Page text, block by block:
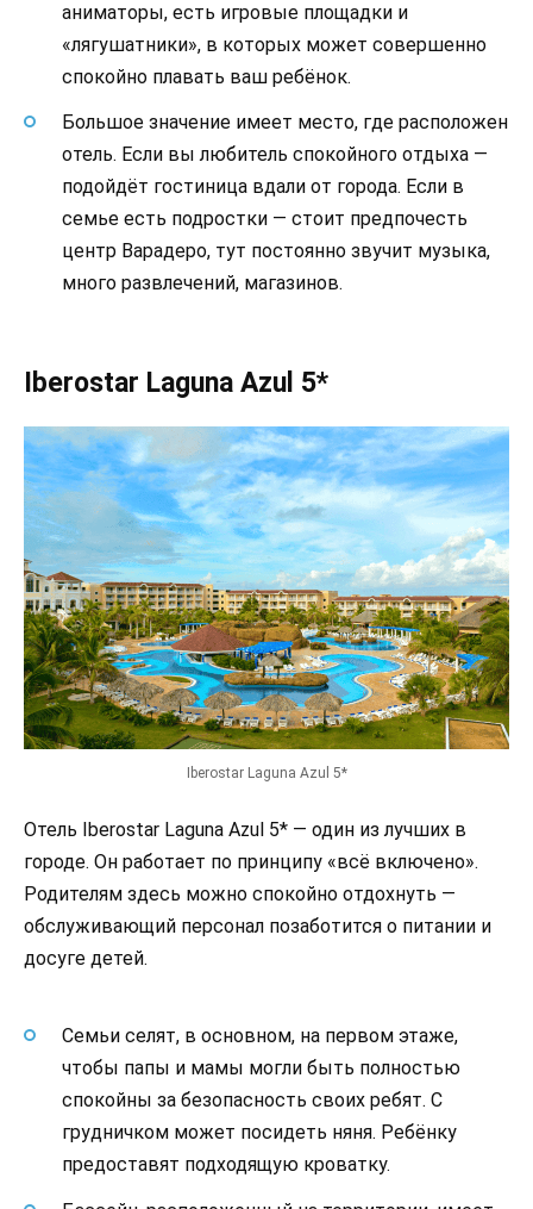
аниматоры, есть игровые площадки и
«лягушатники», в которых может совершенно
спокойно плавать ваш ребёнок.
Большое значение имеет место, где расположен
отель. Если вы любитель спокойного отдыха —
подойдёт гостиница вдали от города. Если в
семье есть подростки — стоит предпочесть
центр Варадеро, тут постоянно звучит музыка,
много развлечений, магазинов.
Iberostar Laguna Azul 5*
Iberostar Laguna Azul 5*
Отель Iberostar Laguna Azul 5* — один из лучших в
городе. Он работает по принципу «всё включено».
Родителям здесь можно спокойно отдохнуть —
обслуживающий персонал позаботится о питании и
досуге детей.
Семьи селят, в основном, на первом этаже,
чтобы папы и мамы могли быть полностью
спокойны за безопасность своих ребят. С
грудничком может посидеть няня. Ребёнку
предоставят подходящую кроватку.